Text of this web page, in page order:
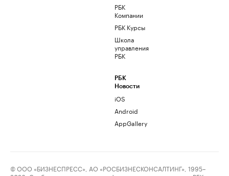
РБК
Компании
РБК Курсы
Школа
управления
РБК
РБК
Новости
iOS
Android
AppGallery
© ООО «БИЗНЕСПРЕСС», АО «РОСБИЗНЕСКОНСАЛТИНГ», 1995–